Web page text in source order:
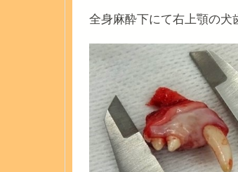
全身麻酔下にて右上顎の犬